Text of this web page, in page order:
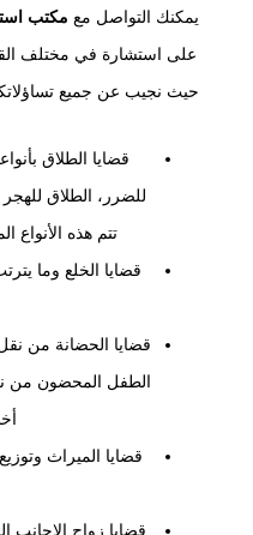
يمكنك التواصل مع مكتب
على استشارة في مختلف
حيث نجيب عن جميع تساؤلاتكم
قضايا الطلاق
للضرر، الطلاق
تتم هذه الأنواع
قضايا الخلع وما
قضايا الحضانة من
الطفل المحضون من
قضايا الميراث
قضايا زواج الاجانب